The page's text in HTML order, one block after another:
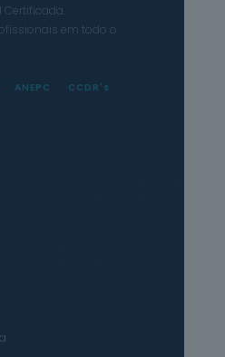
em todo o
ANEPC CCDR's